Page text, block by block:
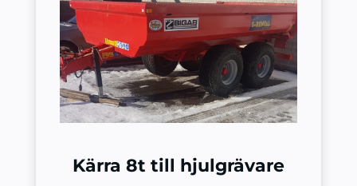
Kärra 8t till hjulgrävare